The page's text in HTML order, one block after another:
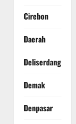
Cirebon
Daerah
Deliserdang
Demak
Denpasar